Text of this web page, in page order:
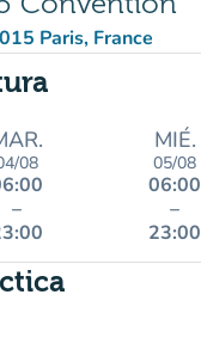
Paris, France
en Google Maps)
pestaña)
08
–
MIÉ.
05/08
06:00
–
23:00